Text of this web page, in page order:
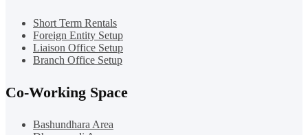
Short Term Rentals
Foreign Entity Setup
Liaison Office Setup
Branch Office Setup
Co-Working Space
Bashundhara Area